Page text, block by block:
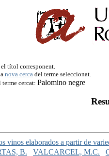
títol corresponent.
nova cerca del terme seleccionat.
terme cercat: Palomino negre
vinos elaborados a partir de
B. VALCARCEL, M.C.